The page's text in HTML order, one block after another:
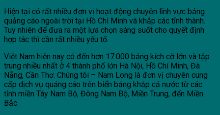
Hiện tại có rất nhiều đơn vị hoạt động chuyên lĩnh vực bảng
quảng cáo ngoài trời tại Hồ Chí Minh và khắp các tỉnh thành.
Tuy nhiên để đưa ra một lựa chọn sáng suốt cho quyết định
hợp tác thì cần rất nhiều yếu tố.
Việt Nam hiện nay có đến hơn 17.000 bảng kích cỡ lớn và tập
trung nhiều nhất ở 4 thành phố lớn Hà Nội, Hồ Chí Minh, Đà
Nẵng, Cần Thơ. Chúng tôi – Nam Long là đơn vị chuyên cung
cấp dịch vụ quảng cáo trên biển bảng khắp cả nước từ các
tỉnh miền Tây Nam Bộ, Đông Nam Bộ, Miền Trung, đến Miền
Bắc.